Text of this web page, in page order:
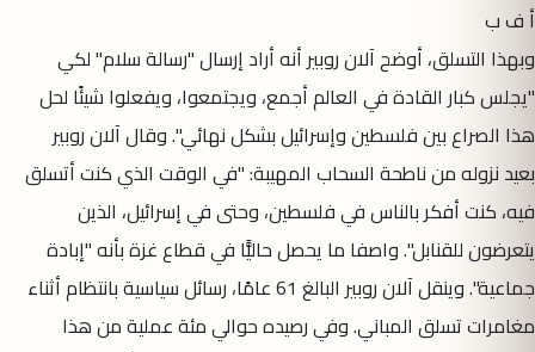
أ ف ب
وبهذا التسلق، أوضح آلان روبير أنه أراد إرسال "رسالة سلام" لكي
"يجلس كبار القادة في العالم أجمع، ويجتمعوا، ويفعلوا شيئًا لحل
هذا الصراع بين فلسطين وإسرائيل بشكل نهائي". وقال آلان روبير
بعيد نزوله من ناطحة السحاب المهيبة: "في الوقت الذي كنت أتسلق
فيه، كنت أفكر بالناس في فلسطين، وحتى في إسرائيل، الذين
يتعرضون للقنابل". واصفا ما يحصل حاليًّا في قطاع غزة بأنه "إبادة
جماعية". وينقل آلان روبير البالغ 61 عامًا، رسائل سياسية بانتظام أثناء
مغامرات تسلق المباني. وفي رصيده حوالي مئة عملية من هذا